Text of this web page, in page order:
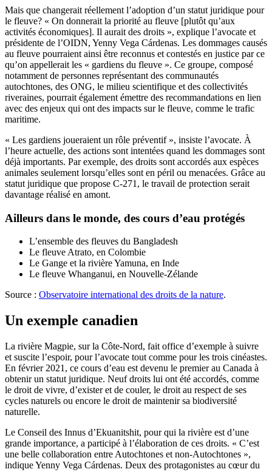
Mais que changerait réellement l’adoption d’un statut juridique pour
le fleuve? « On donnerait la priorité au fleuve [plutôt qu’aux
activités économiques]. Il aurait des droits », explique l’avocate et
présidente de l’OIDN, Yenny Vega Cárdenas. Les dommages causés
au fleuve pourraient ainsi être reconnus et contestés en justice par ce
qu’on appellerait les « gardiens du fleuve ». Ce groupe, composé
notamment de personnes représentant des communautés
autochtones, des ONG, le milieu scientifique et des collectivités
riveraines, pourrait également émettre des recommandations en lien
avec des enjeux qui ont des impacts sur le fleuve, comme le trafic
maritime.
« Les gardiens joueraient un rôle préventif », insiste l’avocate. À
l’heure actuelle, des actions sont intentées quand les dommages sont
déjà importants. Par exemple, des droits sont accordés aux espèces
animales seulement lorsqu’elles sont en péril ou menacées. Grâce au
statut juridique que propose C-271, le travail de protection serait
davantage réalisé en amont.
Ailleurs dans le monde, des cours d’eau protégés
L’ensemble des fleuves du Bangladesh
Le fleuve Atrato, en Colombie
Le Gange et la rivière Yamuna, en Inde
Le fleuve Whanganui, en Nouvelle-Zélande
Source : Observatoire international des droits de la nature.
Un exemple canadien
La rivière Magpie, sur la Côte-Nord, fait office d’exemple à suivre
et suscite l’espoir, pour l’avocate tout comme pour les trois cinéastes.
En février 2021, ce cours d’eau est devenu le premier au Canada à
obtenir un statut juridique. Neuf droits lui ont été accordés, comme
le droit de vivre, d’exister et de couler, le droit au respect de ses
cycles naturels ou encore le droit de maintenir sa biodiversité
naturelle.
Le Conseil des Innus d’Ekuanitshit, pour qui la rivière est d’une
grande importance, a participé à l’élaboration de ces droits. « C’est
une belle collaboration entre Autochtones et non-Autochtones »,
indique Yenny Vega Cárdenas. Deux des protagonistes au cœur du